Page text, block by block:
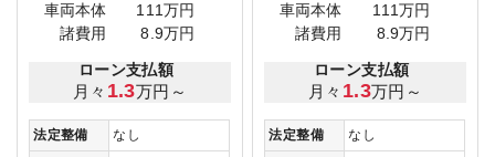
車両本体
111万円
諸費用
8.9万円
ローン支払額
月々 1.3万円～
法定整備
なし
車両本体
111万円
諸費用
8.9万円
ローン支払額
月々 1.3万円～
法定整備
なし